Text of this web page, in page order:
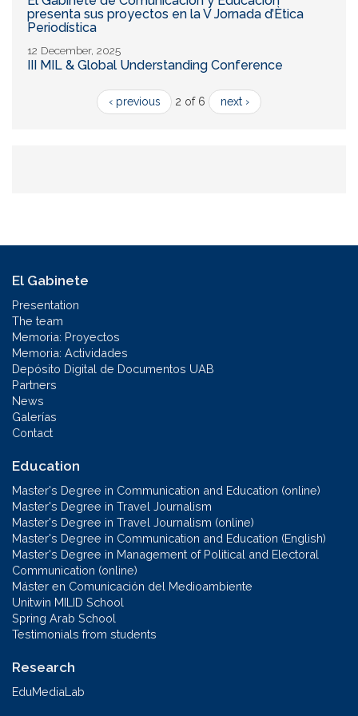
presenta sus proyectos en la V Jornada d’Ètica
Periodística
12 December, 2025
III MIL & Global Understanding Conference
‹ previous 2 of 6 next ›
El Gabinete
Presentation
The team
Memoria: Proyectos
Memoria: Actividades
Depósito Digital de Documentos UAB
Partners
News
Galerías
Contact
Education
Master's Degree in Communication and Education (online)
Master's Degree in Travel Journalism
Master's Degree in Travel Journalism (online)
Master's Degree in Communication and Education (English)
Master's Degree in Management of Political and Electoral
Communication (online)
Máster en Comunicación del Medioambiente
Unitwin MILID School
Spring Arab School
Testimonials from students
Research
EduMediaLab